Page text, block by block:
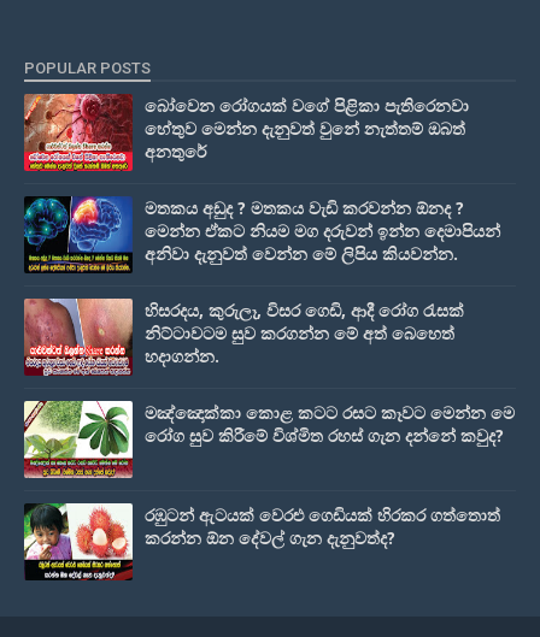
POPULAR POSTS
බෝවෙන රෝගයක් වගේ පිළිකා පැතිරෙනවා
හේතුව මෙන්න දැනුවත් වුනේ නැත්තම් ඔබත්
අනතුරේ
මතකය අඩුද ? මතකය වැඩි කරවන්න ඕනද ?
මෙන්න ඒකට නියම මග දරුවන් ඉන්න දෙමාපියන්
අනිවා දැනුවත් වෙන්න මේ ලිපිය කියවන්න.
හිසරදය, කුරුලෑ, විසර ගෙඩි, ආදී රෝග රැසක්
නිට්ටාවටම සුව කරගන්න මේ අත් බෙහෙත්
හදාගන්න.
මඤ්ඤොක්‌කා කොළ කටට රසට කෑවට මෙන්න මෙ
රෝග සුව කිරීමේ විශ්මිත රහස් ගැන දන්නේ කවුද?
රඹුටන් ඇටයක් වෙරළු ගෙඩියක් හිරකර ගත්තොත්
කරන්න ඕන දේවල් ගැන දැනුවත්ද?